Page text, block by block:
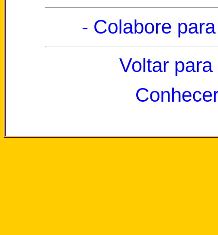
- Colabore
Voltar